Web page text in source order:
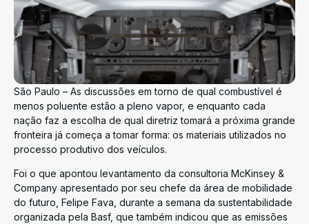
São Paulo – As discussões em torno de qual combustível é
menos poluente estão a pleno vapor, e enquanto cada
nação faz a escolha de qual diretriz tomará a próxima grande
fronteira já começa a tomar forma: os materiais utilizados no
processo produtivo dos veículos.
Foi o que apontou levantamento da consultoria McKinsey &
Company apresentado por seu chefe da área de mobilidade
do futuro, Felipe Fava, durante a semana da sustentabilidade
organizada pela Basf, que também indicou que as emissões